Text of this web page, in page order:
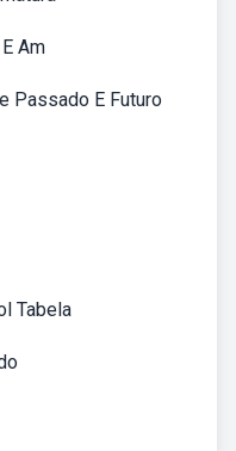
Am
Passado E Futuro
Tabela